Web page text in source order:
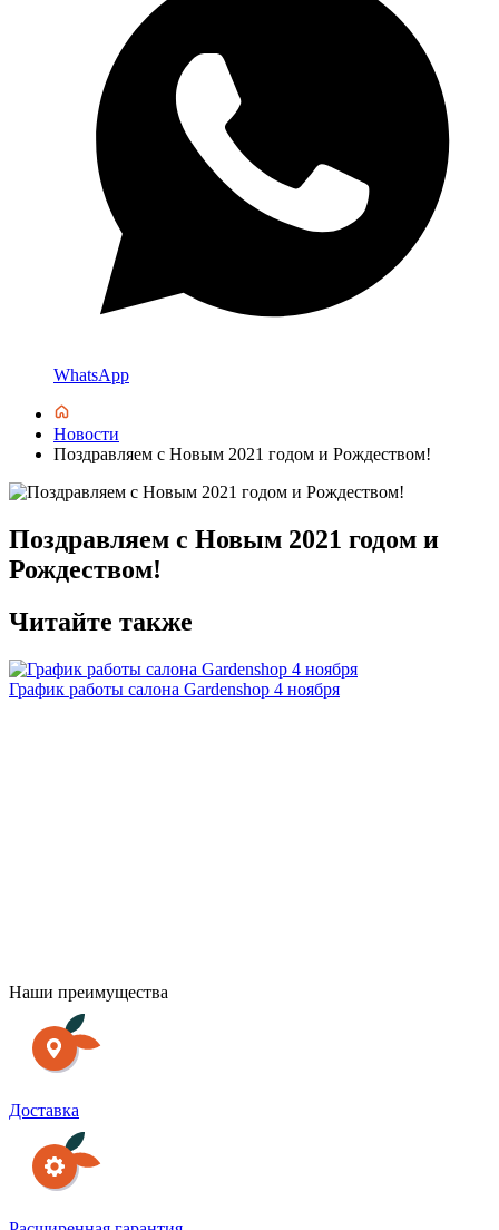
WhatsApp
Новости
Поздравляем с Новым 2021 годом и Рождеством!
Поздравляем с Новым 2021 годом и
Рождеством!
Читайте также
График работы салона Gardenshop 4 ноября
Наши преимущества
Доставка